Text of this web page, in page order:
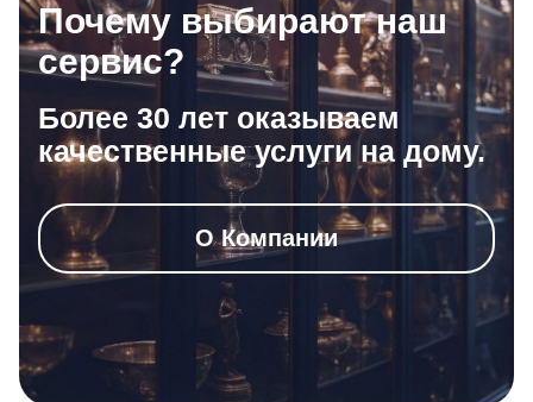
Почему выбирают наш
сервис?
Более 30 лет оказываем
качественные услуги на дому.
О Компании